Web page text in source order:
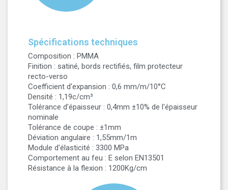
Spécifications techniques
Composition : PMMA
Finition : satiné, bords rectifiés, film protecteur
recto-verso
Coefficient d'expansion : 0,6 mm/m/10°C
Densité : 1,19c/cm³
Tolérance d'épaisseur : 0,4mm ±10% de l'épaisseur
nominale
Tolérance de coupe : ±1mm
Déviation angulaire : 1,55mm/1m
Module d'élasticité : 3300 MPa
Comportement au feu : E selon EN13501
Résistance à la flexion : 1200Kg/cm